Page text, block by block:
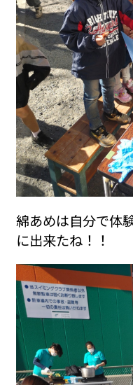
綿あめは自分で体
に出来たね！！